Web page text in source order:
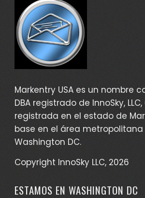
Markentry USA es un nombre
DBA registrado de InnoSky,
registrada en el estado de
base en el área metropolitana
Washington DC.
Copyright InnoSky LLC, 2026
ESTAMOS EN WASHINGTON DC